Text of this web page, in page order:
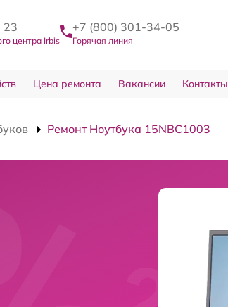
23
центра Irbis
+7 (800) 301-34-05
Горячая линия
Цена ремонта Вакансии Контакты
Ремонт Ноутбука 15NBC1003